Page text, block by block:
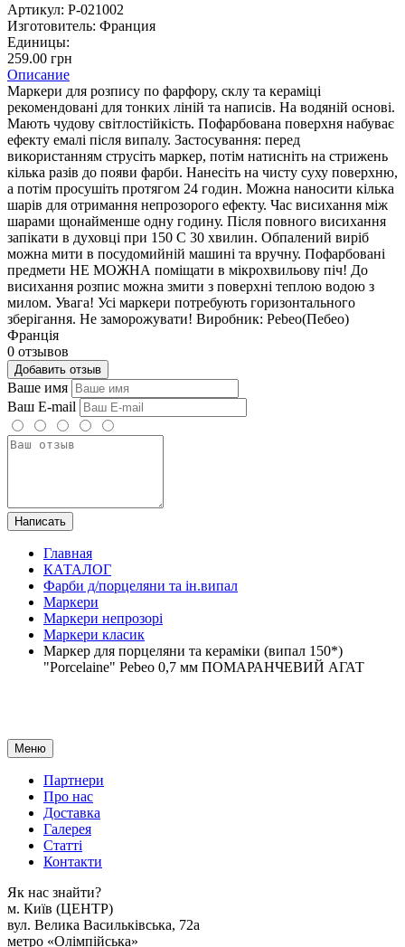
Артикул: P-021002
Изготовитель: Франция
Единицы:
259.00 грн
Описание
Маркери для розпису по фарфору, склу та кераміці
рекомендовані для тонких ліній та написів. На водяній основі.
Мають чудову світлостійкість. Пофарбована поверхня набуває
ефекту емалі після випалу. Застосування: перед
використанням струсіть маркер, потім натисніть на стрижень
кілька разів до появи фарби. Нанесіть на чисту суху поверхню,
а потім просушіть протягом 24 годин. Можна наносити кілька
шарів для отримання непрозорого ефекту. Час висихання між
шарами щонайменше одну годину. Після повного висихання
запікати в духовці при 150 С 30 хвилин. Обпалений виріб
можна мити в посудомийній машині та вручну. Пофарбовані
предмети НЕ МОЖНА поміщати в мікрохвильову піч! До
висихання розпис можна змити з поверхні теплою водою з
милом. Увага! Усі маркери потребують горизонтального
зберігання. Не заморожувати! Виробник: Pebeo(Пебео)
Франція
0 отзывов
Добавить отзыв
Ваше имя
Ваш E-mail
Написать
Главная
КАТАЛОГ
Фарби д/порцеляни та ін.випал
Маркери
Маркери непрозорі
Маркери класик
Маркер для порцеляни та кераміки (випал 150*)
"Porcelaine" Pebeo 0,7 мм ПОМАРАНЧЕВИЙ АГАТ
Меню
Партнери
Про нас
Доставка
Галерея
Статтi
Контакти
Як наc знайти?
м. Киïв (ЦЕНТР)
вул. Велика Васильківська, 72а
метро «Олімпійська»